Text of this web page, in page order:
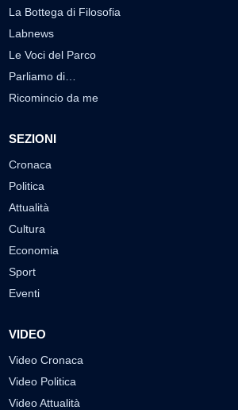
La Bottega di Filosofia
Labnews
Le Voci del Parco
Parliamo di…
Ricomincio da me
SEZIONI
Cronaca
Politica
Attualità
Cultura
Economia
Sport
Eventi
VIDEO
Video Cronaca
Video Politica
Video Attualità